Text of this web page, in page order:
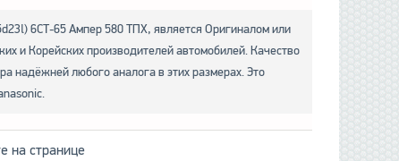
6СТ-65 Ампер 580 ТПХ, является Оригиналом или
и Корейских производителей автомобилей. Качество
надёжней любого аналога в этих размерах. Это
на странице